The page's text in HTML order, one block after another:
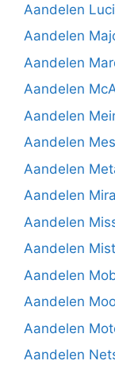
Aandelen
Aandelen
Aandelen
Aandelen
Aandelen
Aandelen
Aandelen
Aandelen
Aandelen
Aandelen
Aandelen
Aandelen
Aandelen
Aandelen